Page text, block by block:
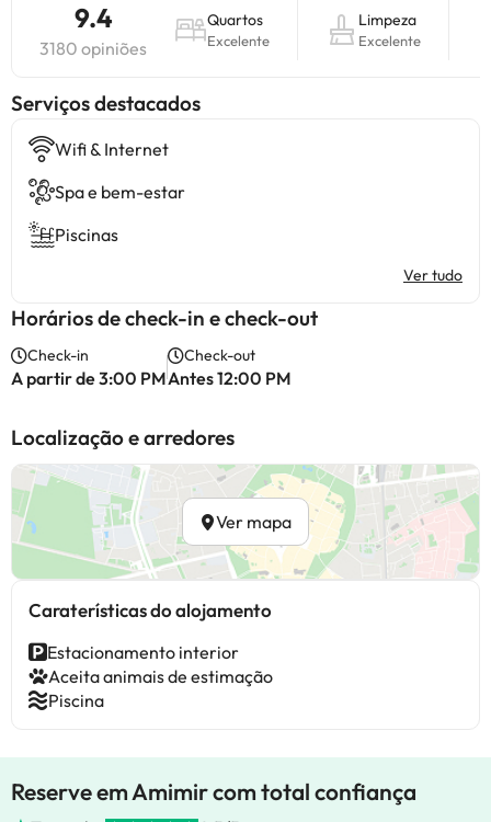
9.4
3180 opiniões
Quartos
Excelente
Limpeza
Excelente
Serviços destacados
Wifi & Internet
Spa e bem-estar
Piscinas
Ver tudo
Horários de check-in e check-out
Check-in
A partir de 3:00 PM
Check-out
Antes 12:00 PM
Localização e arredores
Ver mapa
Caraterísticas do alojamento
Estacionamento interior
Aceita animais de estimação
Piscina
Reserve em Amimir com total confiança